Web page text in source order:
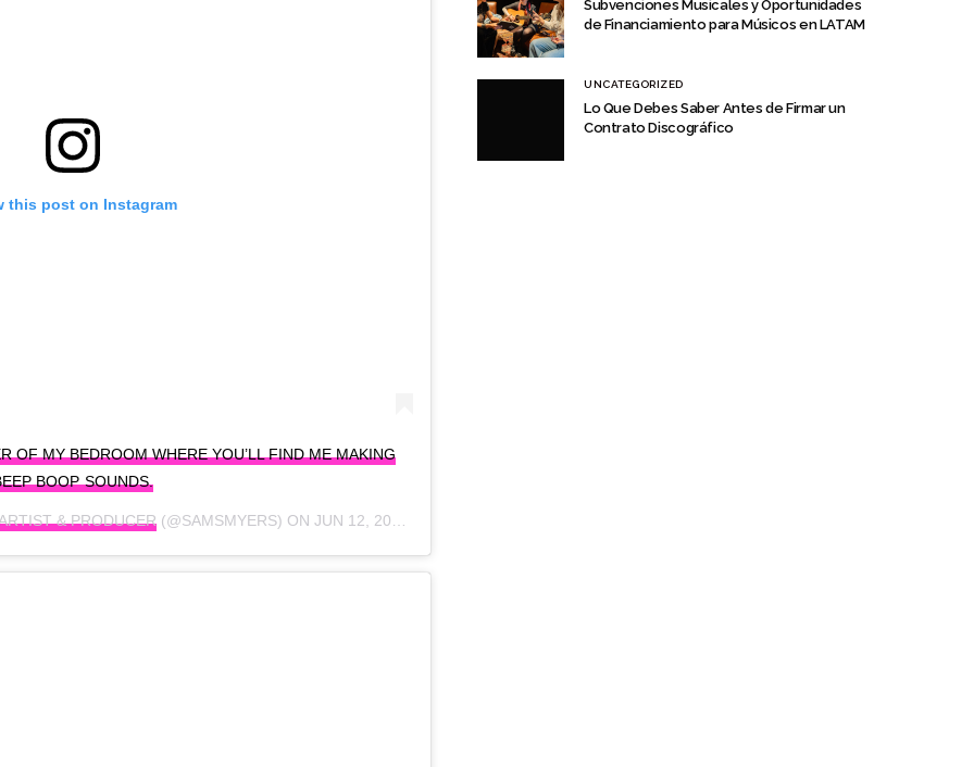
this post on Instagram
OF MY BEDROOM WHERE YOU’LL FIND ME MAKING
BOOP SOUNDS.
& PRODUCER (@SAMSMYERS) ONJUN 12, 2019 AT 7:05PM PDT
Subvenciones Musicales y Oportunidades
de Financiamiento para Músicos en LATAM
UNCATEGORIZED
Lo Que Debes Saber Antes de Firmar un
Contrato Discográfico